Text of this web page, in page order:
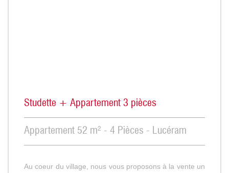
Studette + Appartement 3 pièces
Appartement 52 m² - 4 Pièces - Lucéram
Au coeur du village, nous vous proposons à la vente un